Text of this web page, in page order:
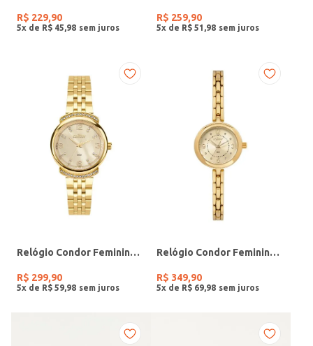
R$ 229,90
5x de R$ 45 98
R$ 259,90
5x de R$ 51 98
Relógio Condor Feminino DOURADO
R$ 299,90
5x de R$ 59 98
Relógio Condor Feminino DOURADO
R$ 349,90
5x de R$ 69 98